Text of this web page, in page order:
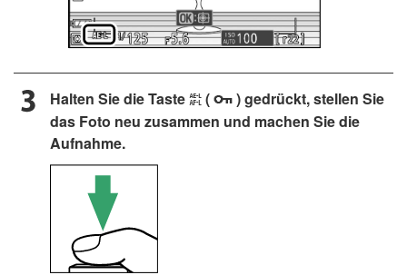
Halten Sie die Taste A ( g ) gedrückt, stellen Sie
das Foto neu zusammen und machen Sie die
Aufnahme.